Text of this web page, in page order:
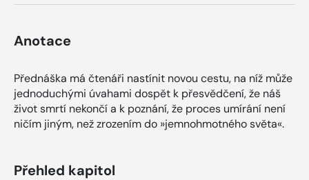
Anotace
Přednáška má čtenáři nastínit novou cestu, na níž může
jednoduchými úvahami dospět k přesvědčení, že náš
život smrtí nekončí a k poznání, že proces umírání není
ničím jiným, než zrozením do »jemnohmotného světa«.
Přehled kapitol